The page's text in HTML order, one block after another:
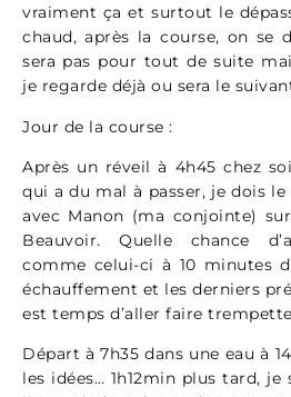
vraiment ça et surtout le
chaud, après la course, on se
sera pas pour tout de suite
je regarde déjà ou sera le
Jour de la course :
Après un réveil à 4h45 chez
qui a du mal à passer, je dois
avec Manon (ma conjointe)
Beauvoir. Quelle chance
comme celui-ci à 10 minutes
échauffement et les derniers
est temps d’aller faire
Départ à 7h35 dans une eau à
les idées… 1h12min plus tard, je